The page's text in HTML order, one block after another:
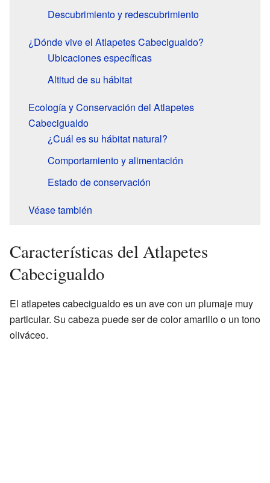
Descubrimiento y redescubrimiento
¿Dónde vive el Atlapetes Cabecigualdo?
Ubicaciones específicas
Altitud de su hábitat
Ecología y Conservación del Atlapetes
Cabecigualdo
¿Cuál es su hábitat natural?
Comportamiento y alimentación
Estado de conservación
Véase también
Características del Atlapetes
Cabecigualdo
El atlapetes cabecigualdo es un ave con un plumaje muy
particular. Su cabeza puede ser de color amarillo o un tono
oliváceo.